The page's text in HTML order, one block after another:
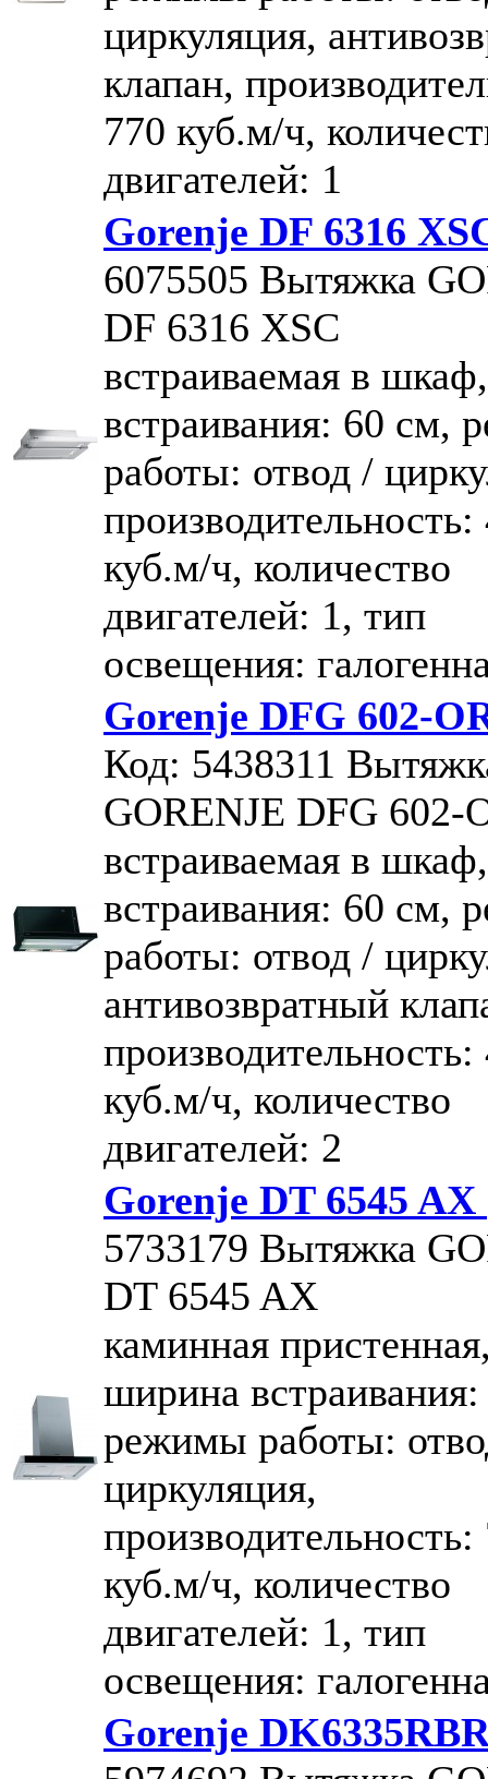
циркуляция,
клапан,
770 куб.м/ч,
двигателей: 1
Gorenje DF 6316
6075505 Вытяжка
DF 6316 XSC
встраиваемая в
встраивания: 60 см,
работы: отвод /
производительность:
куб.м/ч, количество
двигателей: 1, тип
освещения:
Gorenje DFG 602-
Код: 5438311
GORENJE DFG 602-
встраиваемая в
встраивания: 60 см,
работы: отвод /
антивозвратный
производительность:
куб.м/ч, количество
двигателей: 2
Gorenje DT 6545 AX
5733179 Вытяжка
DT 6545 AX
каминная
ширина
режимы работы:
циркуляция,
производительность:
куб.м/ч, количество
двигателей: 1, тип
освещения:
Gorenje